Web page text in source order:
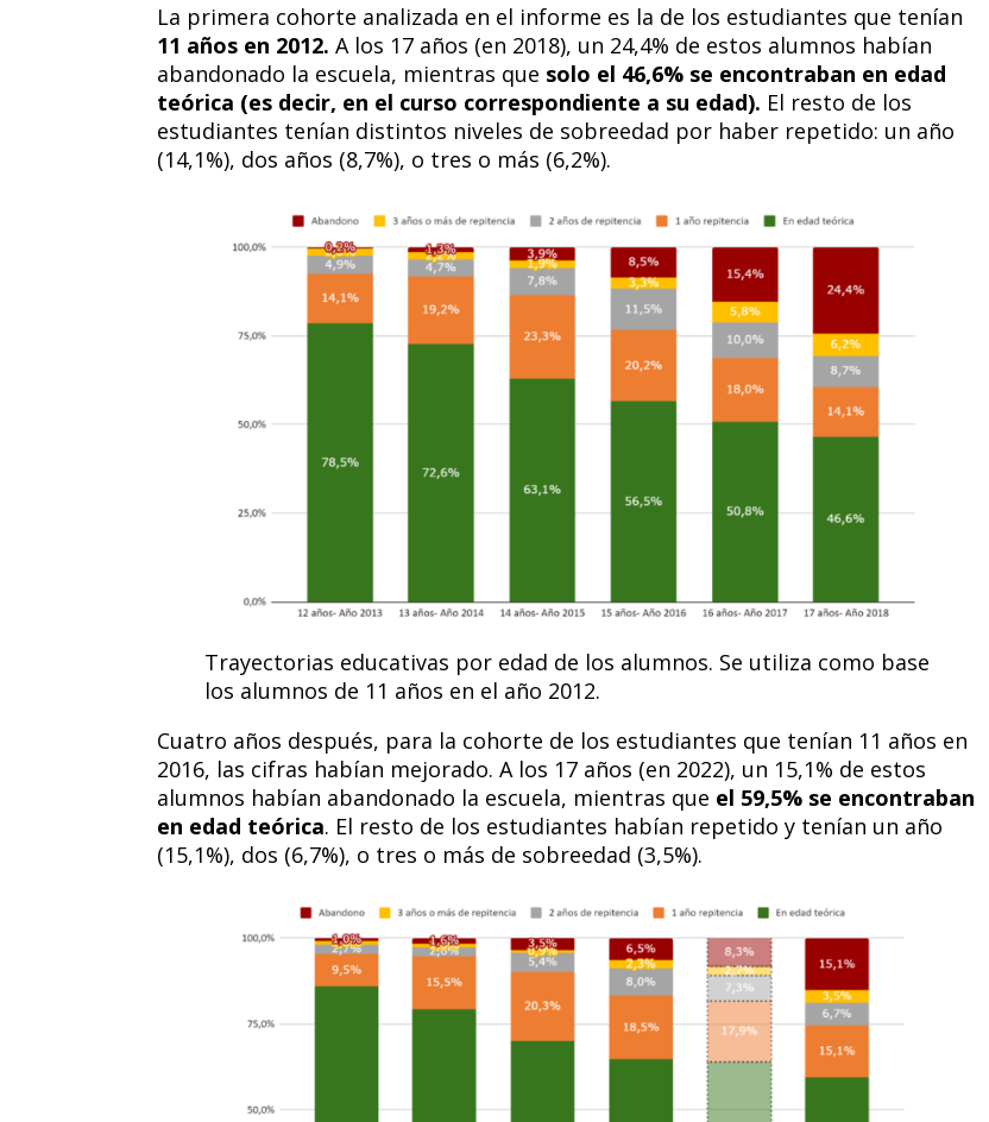
La primera cohorte analizada en el informe es la de los estudiantes que tenían
11 años en 2012. A los 17 años (en 2018), un 24,4% de estos alumnos habían
abandonado la escuela, mientras que solo el 46,6% se encontraban en edad
teórica (es decir, en el curso correspondiente a su edad). El resto de los
estudiantes tenían distintos niveles de sobreedad por haber repetido: un año
(14,1%), dos años (8,7%), o tres o más (6,2%).
Trayectorias educativas por edad de los alumnos. Se utiliza como base
los alumnos de 11 años en el año 2012.
Cuatro años después, para la cohorte de los estudiantes que tenían 11 años en
2016, las cifras habían mejorado. A los 17 años (en 2022), un 15,1% de estos
alumnos habían abandonado la escuela, mientras que el 59,5% se encontraban
en edad teórica. El resto de los estudiantes habían repetido y tenían un año
(15,1%), dos (6,7%), o tres o más de sobreedad (3,5%).